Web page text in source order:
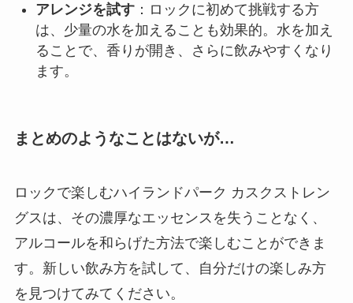
アレンジを試す：ロックに初めて挑戦する方
は、少量の水を加えることも効果的。水を加え
ることで、香りが開き、さらに飲みやすくなり
ます。
まとめのようなことはないが…
ロックで楽しむハイランドパーク カスクストレン
グスは、その濃厚なエッセンスを失うことなく、
アルコールを和らげた方法で楽しむことができま
す。新しい飲み方を試して、自分だけの楽しみ方
を見つけてみてください。